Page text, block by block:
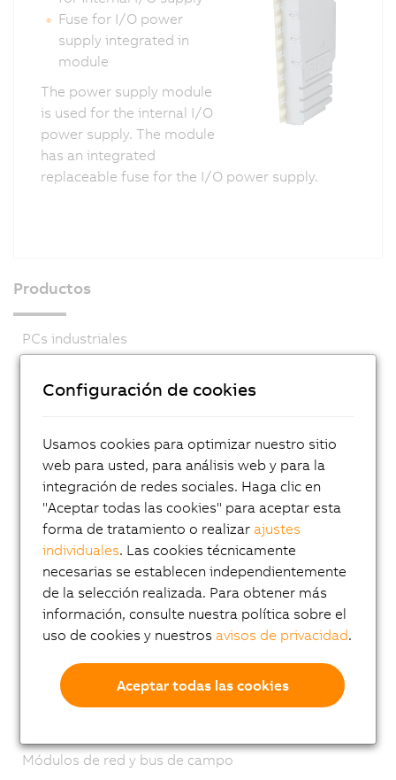
Fuse for I/O power
supply integrated in
module
The power supply module
is used for the internal I/O
power supply. The module
has an integrated
replaceable fuse for the I/O power supply.
Productos
PCs industriales
Sistemas PLC
Sistema X20
Sistemas X20 revestidos
Sistema X67
Sistema XV
Sistemas de visión
Tecnología de Seguridad
Motion control
Sistemas mecatrónicos
Robótica industrial
Módulos de red y bus de campo
Configuración de cookies
Usamos cookies para optimizar nuestro sitio
web para usted, para análisis web y para la
integración de redes sociales. Haga clic en
"Aceptar todas las cookies" para aceptar esta
forma de tratamiento o realizarajustes
individuales. Las cookies técnicamente
necesarias se establecen independientemente
de la selección realizada. Para obtener más
información, consulte nuestra política sobre el
uso de cookies y nuestrosavisos de privacidad.
Aceptar todas las cookies